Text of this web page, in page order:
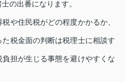
の出番になります。
や住民税がどの程度かかるか、
税金面の判断は税理士に相談す
担が生じる事態を避けやすくな